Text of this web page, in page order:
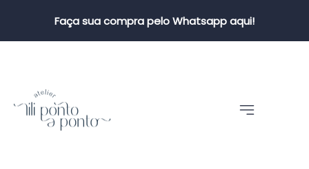
Faça sua compra pelo Whatsapp aqui!